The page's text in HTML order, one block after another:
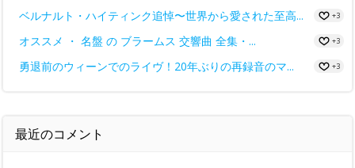
ベルナルト・ハイティンク追悼〜世界から愛された至高... +3
オススメ ・ 名盤 の ブラームス 交響曲 全集・... +3
勇退前のウィーンでのライヴ！20年ぶりの再録音のマ... +3
最近のコメント